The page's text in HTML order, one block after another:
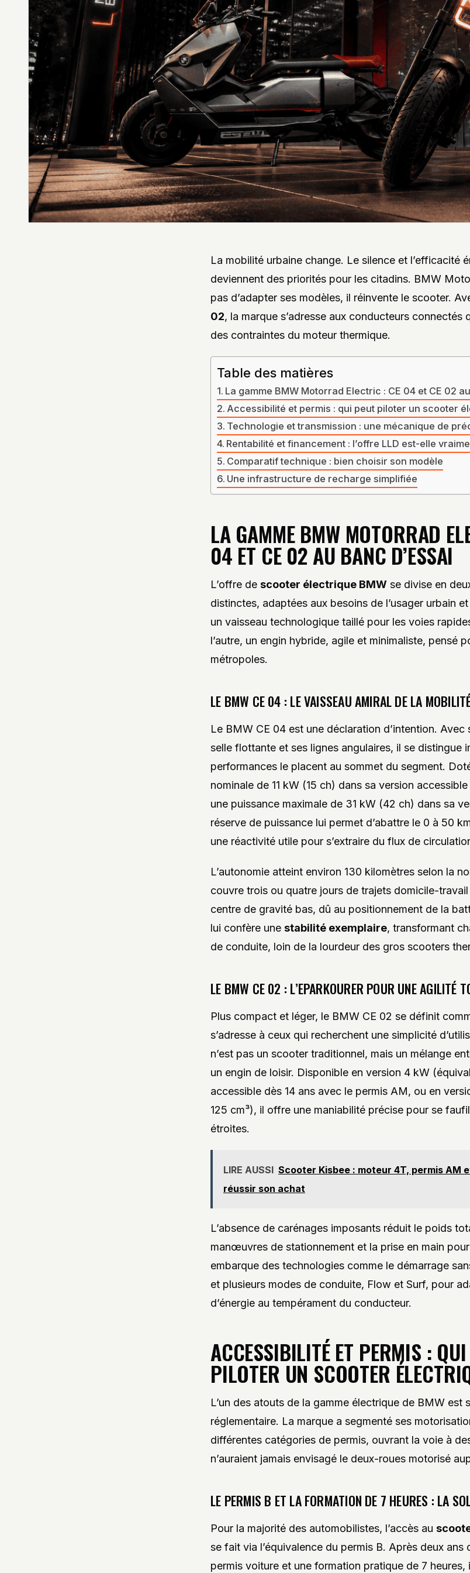
DES
STYLES,
DES
MATIÈRES
ET
DE
L’ESTHÉTIQUE
POUR
PASSIONNÉS
ET
PROFESSIONNELS.
La mobilité urbaine change. Le silence et l’efficacité
deviennent des priorités pour les citadins. BMW
pas d’adapter ses modèles, il réinvente le scooter.
02, la marque s’adresse aux conducteurs connectés
des contraintes du moteur thermique.
Table des matières
La gamme BMW Motorrad Electric : CE 04 et CE 02
Accessibilité et permis : qui peut piloter un scooter
Technologie et transmission : une mécanique de
Rentabilité et financement : l’offre LLD est-elle
Comparatif technique : bien choisir son modèle
Une infrastructure de recharge simplifiée
LA GAMME BMW MOTORRAD
04 ET CE 02 AU BANC D’ESSAI
L’offre de scooter électrique BMW se divise en
distinctes, adaptées aux besoins de l’usager urbain
un vaisseau technologique taillé pour les voies
l’autre, un engin hybride, agile et minimaliste, pensé
métropoles.
LE BMW CE 04 : LE VAISSEAU AMIRAL DE LA
Le BMW CE 04 est une déclaration d’intention. Avec
selle flottante et ses lignes angulaires, il se distingue
performances le placent au sommet du segment.
nominale de 11 kW (15 ch) dans sa version
une puissance maximale de 31 kW (42 ch) dans sa
réserve de puissance lui permet d’abattre le 0 à 50
une réactivité utile pour s’extraire du flux de
L’autonomie atteint environ 130 kilomètres selon la
couvre trois ou quatre jours de trajets domicile-
centre de gravité bas, dû au positionnement de la
lui confère une stabilité exemplaire, transformant
de conduite, loin de la lourdeur des gros scooters
LE BMW CE 02 : L’EPARKOURER POUR UNE AGILITÉ
Plus compact et léger, le BMW CE 02 se définit
s’adresse à ceux qui recherchent une simplicité
n’est pas un scooter traditionnel, mais un mélange
un engin de loisir. Disponible en version 4 kW
accessible dès 14 ans avec le permis AM, ou en
125 cm³), il offre une maniabilité précise pour se
étroites.
LIRE AUSSI Scooter Kisbee : moteur 4T, permis AM
réussir son achat
L’absence de carénages imposants réduit le poids
manœuvres de stationnement et la prise en main
embarque des technologies comme le démarrage
et plusieurs modes de conduite, Flow et Surf, pour
d’énergie au tempérament du conducteur.
ACCESSIBILITÉ ET PERMIS :
PILOTER UN SCOOTER
L’un des atouts de la gamme électrique de BMW est
réglementaire. La marque a segmenté ses
différentes catégories de permis, ouvrant la voie à
n’auraient jamais envisagé le deux-roues motorisé
LE PERMIS B ET LA FORMATION DE 7 HEURES : LA
Pour la majorité des automobilistes, l’accès au
se fait via l’équivalence du permis B. Après deux ans
permis voiture et une formation pratique de 7 heures,